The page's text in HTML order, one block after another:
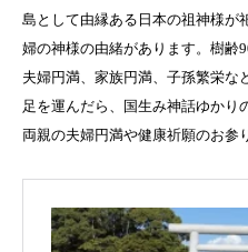
島として由縁ある日本の祖神様が
婦の神様の由緒があります。樹齢
夫婦円満、家族円満、子孫繁栄な
足を運んだら、国生み神話ゆかり
両親の夫婦円満や健康祈願のお参